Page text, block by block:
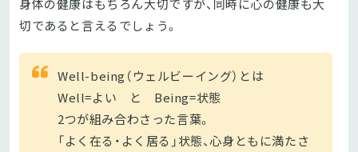
身体の健康はもちろん大切ですが、同時に心の健康も大
切であると言えるでしょう。
Well-being（ウェルビーイング）とは
Well=よい と Being=状態
2つが組み合わさった言葉。
「よく在る・よく居る」状態、心身ともに満たさ